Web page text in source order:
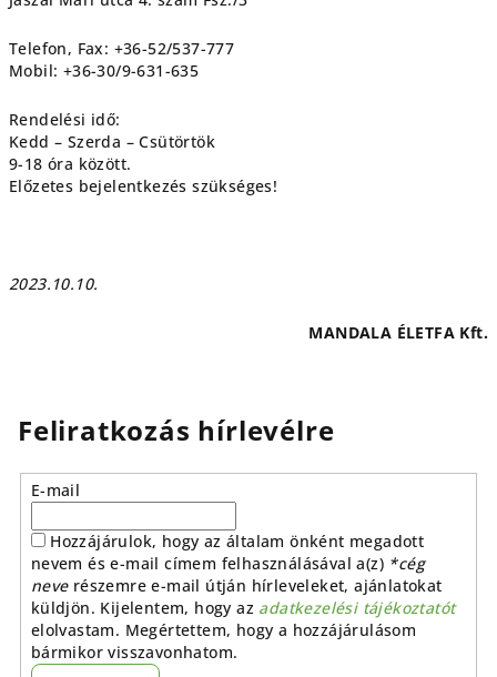
Telefon, Fax: +36-52/537-777
Mobil: +36-30/9-631-635
Rendelési idő:
Kedd – Szerda – Csütörtök
9-18 óra között.
Előzetes bejelentkezés szükséges!
2023.10.10.
MANDALA ÉLETFA Kft.
Feliratkozás hírlevélre
E-mail
Hozzájárulok, hogy az általam önként megadott
nevem és e-mail címem felhasználásával a(z) *cég
neverészemre e-mail útján hírleveleket, ajánlatokat
küldjön. Kijelentem, hogy az adatkezelési tájékoztatót
elolvastam. Megértettem, hogy a hozzájárulásom
bármikor visszavonhatom.